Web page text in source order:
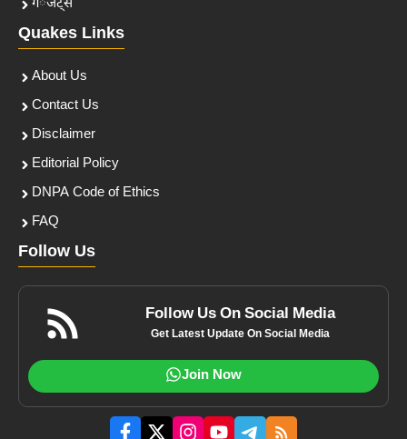
गैजेट्स
Quakes Links
About Us
Contact Us
Disclaimer
Editorial Policy
DNPA Code of Ethics
FAQ
Follow Us
Follow Us On Social Media
Get Latest Update On Social Media
Join Now